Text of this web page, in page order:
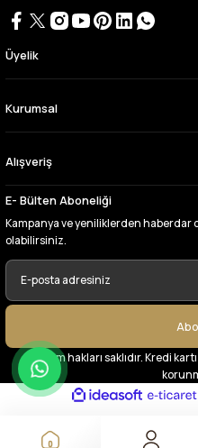
Bursa kumaş pazarından defalarca kumaş
aldım videoda anlatılıp gosterildigi gibi
uygun fiyatlarından ve kalitesinden dolayı
tercih ettiğim kumaşçi
Çok memnun kaldım,teşekkürler
A... Y... | 13/06/2026
Deneyimini Paylaş
Üyelik
Kurumsal
Alışveriş
E- Bülten Aboneliği
Kampanya ve yeniliklerden
olabilirsiniz.
© Tüm hakları saklıdır. Kredi
ideasoft